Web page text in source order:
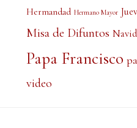
Hermandad Hermano Mayor
Misa de Difuntos
Papa Francisco
video